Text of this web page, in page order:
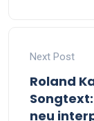
Next Post
Roland
neu